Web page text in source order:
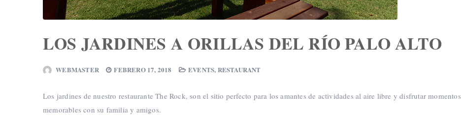
LOS JARDINES A ORILLAS DEL RÍO PALO ALTO
WEBMASTER FEBRERO 17, 2018 EVENTS, RESTAURANT
Los jardines de nuestro restaurante The Rock, son el sitio perfecto para los amantes de actividades al aire libre y disfrutar momentos
memorables con su familia y amigos.